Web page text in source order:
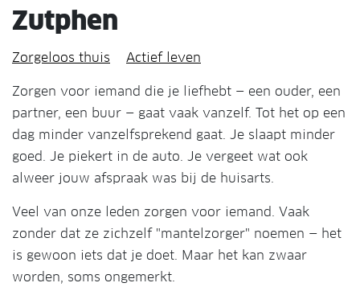
Zutphen
Zorgeloos thuis
Actief leven
Zorgen voor iemand die je liefhebt — een ouder, een
partner, een buur — gaat vaak vanzelf. Tot het op een
dag minder vanzelfsprekend gaat. Je slaapt minder
goed. Je piekert in de auto. Je vergeet wat ook
alweer jouw afspraak was bij de huisarts.
Veel van onze leden zorgen voor iemand. Vaak
zonder dat ze zichzelf "mantelzorger" noemen — het
is gewoon iets dat je doet. Maar het kan zwaar
worden, soms ongemerkt.